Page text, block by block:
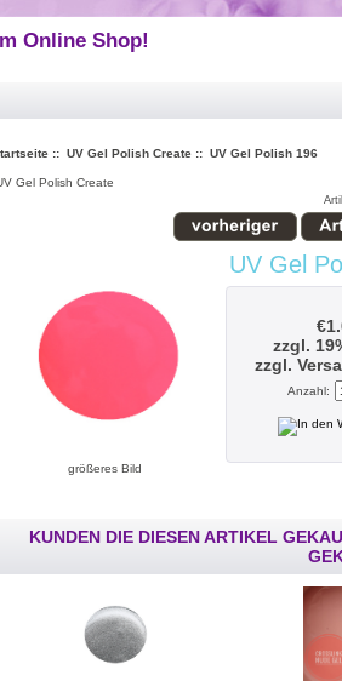
Online Shop!
:: UV Gel Polish Create:: UV Gel Polish 196
Gel Polish Create
größeres Bild
UV Gel
zzgl.
Anzahl:
KUNDEN DIE DIESEN ARTIKEL